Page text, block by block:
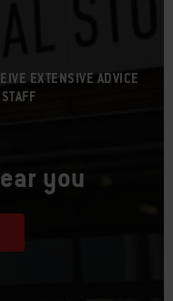
EXTENSIVE ADVICE
you